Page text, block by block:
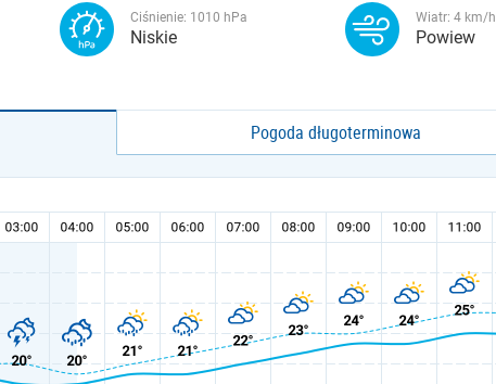
Ciśnienie: 1010 hPa
Niskie
Wiatr: 4 km/h
Powiew
Pogoda długoterminowa